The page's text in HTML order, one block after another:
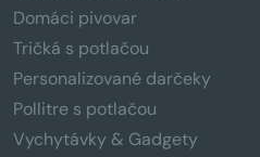
Domáci pivovar
Tričká s potlačou
Personalizované darčeky
Pollitre s potlačou
Vychytávky & Gadgety